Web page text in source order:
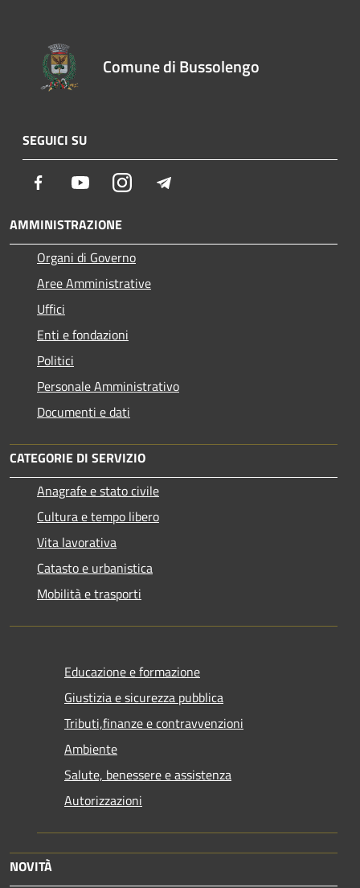
Comune di Bussolengo
SEGUICI SU
Facebook YoutubeInstagram
AMMINISTRAZIONE
Organi di Governo
Aree Amministrative
Uffici
Enti e fondazioni
Politici
Personale Amministrativo
Documenti e dati
CATEGORIE DI SERVIZIO
Anagrafe e stato civile
Cultura e tempo libero
Vita lavorativa
Catasto e urbanistica
Mobilità e trasporti
Educazione e formazione
Giustizia e sicurezza pubblica
Tributi,finanze e contravvenzioni
Ambiente
Salute, benessere e assistenza
Autorizzazioni
NOVITÀ